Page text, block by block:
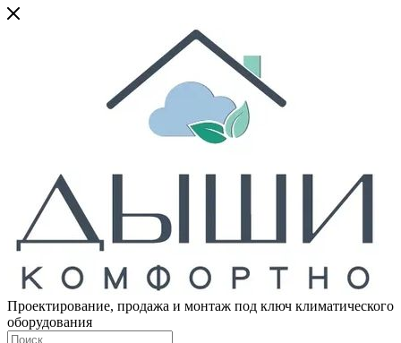
Проектирование, продажа и монтаж под ключ климатического
оборудования